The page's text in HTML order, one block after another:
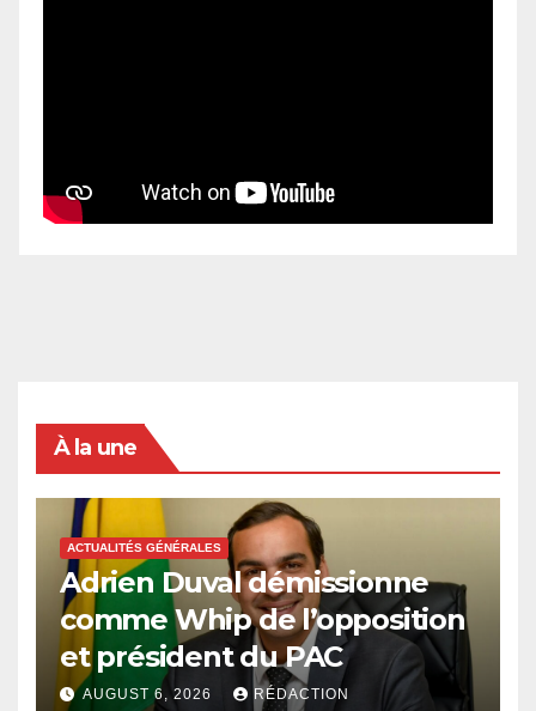
À la une
ACTUALITÉS GÉNÉRALES
Adrien Duval démissionne
comme Whip de l’opposition
et président du PAC
AUGUST 6, 2026 RÉDACTION